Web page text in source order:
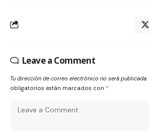
Leave a Comment
Tu dirección de correo electrónico no será publicada.
obligatorios están marcados con *